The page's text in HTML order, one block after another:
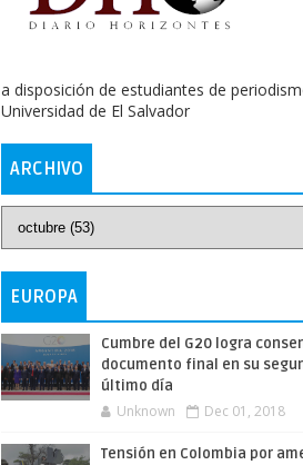
a disposición de estudiantes de
Universidad de El Salvador
ARCHIVO
EUROPA
Cumbre del G20 logra
documento final en su
último día
Unknown Dec 01, 2018
Tensión en Colombia por